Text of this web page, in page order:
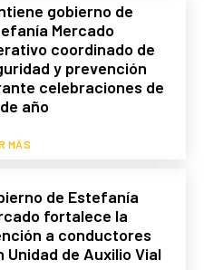
gobierno de
Mercado
coordinado de
y prevención
celebraciones de
año
MÁS
de Estefanía
fortalece la
a conductores
Unidad de Auxilio Vial